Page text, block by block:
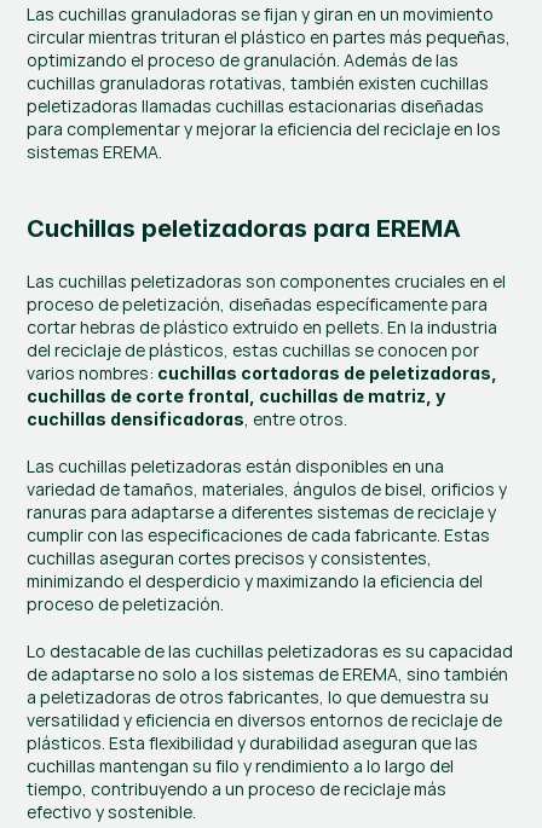
Las cuchillas granuladoras se fijan y giran en un movimiento
circular mientras trituran el plástico en partes más pequeñas,
optimizando el proceso de granulación. Además de las
cuchillas granuladoras rotativas, también existen cuchillas
peletizadoras llamadas cuchillas estacionarias diseñadas
para complementar y mejorar la eficiencia del reciclaje en los
sistemas EREMA.
Cuchillas peletizadoras para EREMA
Las cuchillas peletizadoras son componentes cruciales en el
proceso de peletización, diseñadas específicamente para
cortar hebras de plástico extruido en pellets. En la industria
del reciclaje de plásticos, estas cuchillas se conocen por
varios nombres: cuchillas cortadoras de peletizadoras,
cuchillas de corte frontal, cuchillas de matriz, y
cuchillas densificadoras , entre otros​.
Las cuchillas peletizadoras están disponibles en una
variedad de tamaños, materiales, ángulos de bisel, orificios y
ranuras para adaptarse a diferentes sistemas de reciclaje y
cumplir con las especificaciones de cada fabricante. Estas
cuchillas aseguran cortes precisos y consistentes,
minimizando el desperdicio y maximizando la eficiencia del
proceso de peletización.
Lo destacable de las cuchillas peletizadoras es su capacidad
de adaptarse no solo a los sistemas de EREMA, sino también
a peletizadoras de otros fabricantes, lo que demuestra su
versatilidad y eficiencia en diversos entornos de reciclaje de
plásticos. Esta flexibilidad y durabilidad aseguran que las
cuchillas mantengan su filo y rendimiento a lo largo del
tiempo, contribuyendo a un proceso de reciclaje más
efectivo y sostenible.